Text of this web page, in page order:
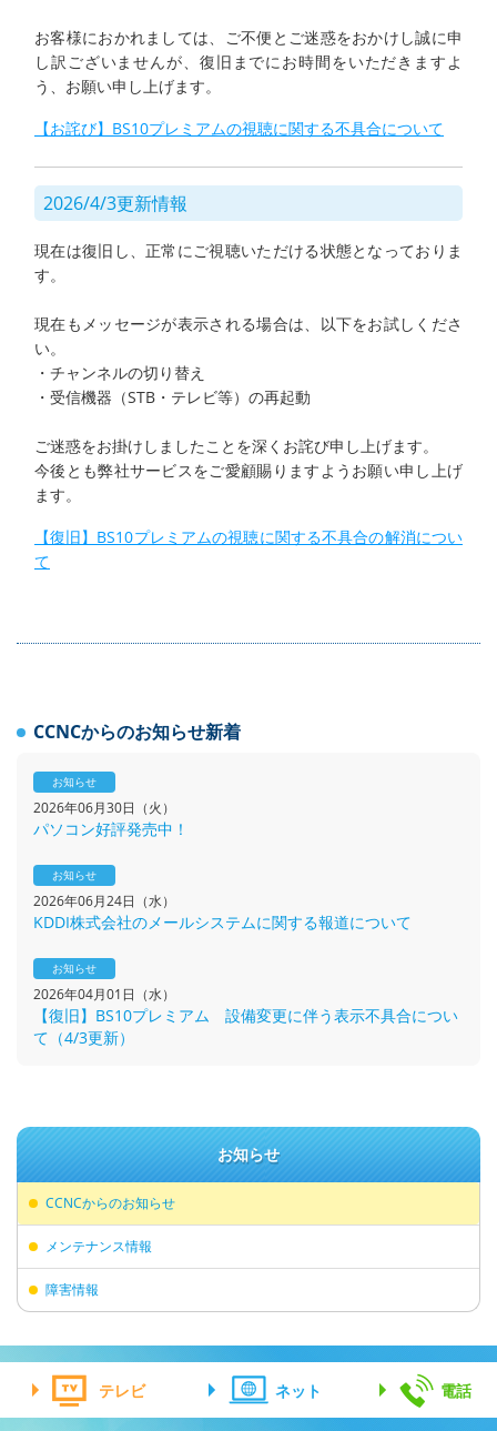
お客様におかれましては、ご不便とご迷惑をおかけし誠に申
し訳ございませんが、復旧までにお時間をいただきますよ
う、お願い申し上げます。
【お詫び】BS10プレミアムの視聴に関する不具合について
2026/4/3更新情報
現在は復旧し、正常にご視聴いただける状態となっておりま
す。
現在もメッセージが表示される場合は、以下をお試しくださ
い。
・チャンネルの切り替え
・受信機器（STB・テレビ等）の再起動
ご迷惑をお掛けしましたことを深くお詫び申し上げます。
今後とも弊社サービスをご愛顧賜りますようお願い申し上げ
ます。
【復旧】BS10プレミアムの視聴に関する不具合の解消につい
て
CCNCからのお知らせ新着
お知らせ
2026年06月30日（火）
パソコン好評発売中！
お知らせ
2026年06月24日（水）
KDDI株式会社のメールシステムに関する報道について
お知らせ
2026年04月01日（水）
【復旧】BS10プレミアム 設備変更に伴う表示不具合につい
て（4/3更新）
お知らせ
CCNCからのお知らせ
メンテナンス情報
障害情報
テレビ ネット 電話